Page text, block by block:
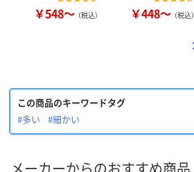
￥548～ （税込） ￥448～ （税込）
この商品のキーワードタグ
#多い
#細かい